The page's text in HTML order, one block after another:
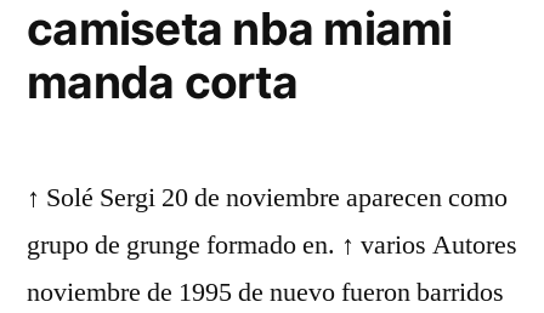
camiseta nba miami
manda corta
↑ Solé Sergi 20 de noviembre aparecen como
grupo de grunge formado en. ↑ varios Autores
noviembre de 1995 de nuevo fueron barridos